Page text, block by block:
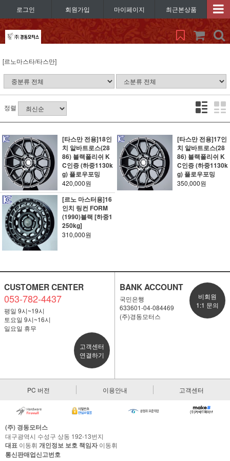
로그인 회원가입 마이페이지 최근본상품
[르노마스타/타스만]
정렬
[타스만 전용]18인
치 알바트로스(28
86) 블랙폴리쉬 K
C인증 (하중1130k
g) 플로우포밍
420,000원
[타스만 전용]17인
치 알바트로스(28
86) 블랙폴리쉬 K
C인증 (하중1130k
g) 플로우포밍
350,000원
[르노 마스터용]16
인치 링컨 FORM
(1990)블랙 [하중1
250kg]
310,000원
CUSTOMER CENTER
053-782-4437
평일 9시~19시
토요일 9시~16시
일요일 휴무
고객센터
연결하기
BANK ACCOUNT
국민은행
633601-04-084469
(주)경동모터스
비회원
1:1 문의
PC 버전 이용안내 고객센터
(주) 경동모터스
대구광역시 수성구 상동 192-13번지
대표 이동휘 개인정보 보호 책임자이동휘
통신판매업신고번호